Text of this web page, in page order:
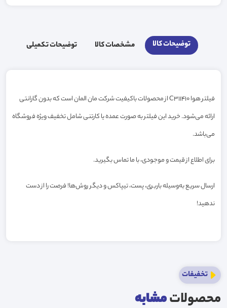
توضیحات کالا مشخصات کالا توضیحات تکمیلی
فیلتر هوا C311410 از محصولات باکیفیت شرکت مان المان است که بدون گارانتی
ارائه می‌شود. خرید این فیلتر به صورت عمده یا کارتنی شامل تخفیف ویژه فروشگاه
می‌باشد.
برای اطلاع از قیمت و موجودی، با ما تماس بگیرید.
ارسال سریع به‌وسیله باربری، پست، تیپاکس و دیگر روش‌ها! فرصت را از دست
ندهید!
تخفیفات
محصولاتمشابه